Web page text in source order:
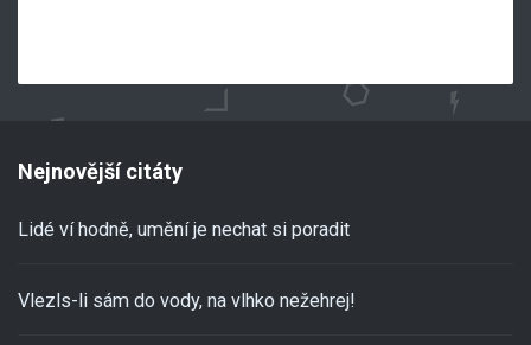
Nejnovější citáty
Lidé ví hodně, umění je nechat si poradit
Vlezls-li sám do vody, na vlhko nežehrej!